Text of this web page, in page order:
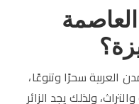
العاصمة
العربية سحرًا وتنوعًا،
ولذلك يجد الزائر